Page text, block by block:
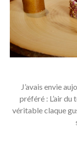
J’avais envie
préféré : L’air du
véritable claque